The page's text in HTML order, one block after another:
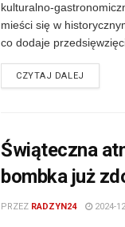
kulturalno-
mieści się w
co dodaje
CZYTAJ DALEJ
Świąteczna
bombka już
PRZEZ RADZYN24 2024-